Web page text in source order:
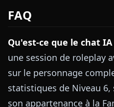
FAQ
Qu'est-ce que le chat
une session de roleplay
sur le personnage
statistiques de Niveau
son appartenance à la